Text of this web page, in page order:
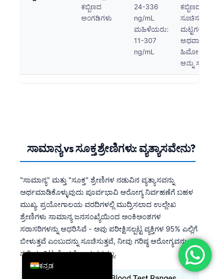
ಕಬ್ಬಿಣದ
ಅಂಗಡಿಗಳು
24-336
ng/mL
ಮಹಿಳೆಯರು:
11-307
ng/mL
ಕಬ್ಬಿಣದ
ಸೂಚಿಸುತ್ತದೆ;
ಮಟ್ಟಗಳು
ಅಥವಾ
ಅನ್ನು
ಸಾಮಾನ್ಯ vs ಸೂಕ್ತ ಶ್ರೇಣಿಗಳು: ವ್ಯತ್ಯಾಸವೇನು?
"ಸಾಮಾನ್ಯ" ಮತ್ತು "ಸೂಕ್ತ" ಶ್ರೇಣಿಗಳ ನಡುವಿನ ವ್ಯತ್ಯಾಸವನ್ನು
ಅರ್ಥಮಾಡಿಕೊಳ್ಳುವುದು ಪೂರ್ವಭಾವಿ ಆರೋಗ್ಯ ನಿರ್ವಹಣೆಗೆ ಬಹಳ
ಮುಖ್ಯ. ಪ್ರಯೋಗಾಲಯ ವರದಿಗಳಲ್ಲಿ ಮುದ್ರಿಸಲಾದ ಉಲ್ಲೇಖ
ಶ್ರೇಣಿಗಳು ಸಾಮಾನ್ಯ ಜನಸಂಖ್ಯೆಯಿಂದ ಅಂಕಿಅಂಶಗಳ
ಸರಾಸರಿಗಳನ್ನು ಆಧರಿಸಿವೆ - ಅವು ಪರೀಕ್ಷಿಸಲ್ಪಟ್ಟ ವ್ಯಕ್ತಿಗಳ 95% ಎಲ್ಲಿಗೆ
ಬೀಳುತ್ತವೆ ಎಂಬುದನ್ನು ಸೂಚಿಸುತ್ತವೆ, ನೀವು ಗರಿಷ್ಠ ಆರೋಗ್ಯವನ್ನು
ಗುರಿಯಾಗಿಟ್ಟುಕೊಳ್ಳಬೇಕಾದ ಸ್ಥಳವಲ್ಲ.
ಕನ್ನಡ
English
Deutsch
العربية
Français
עִבְרִית
Español